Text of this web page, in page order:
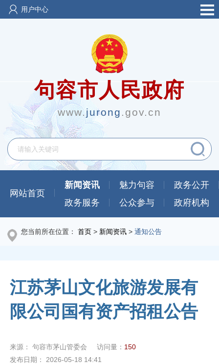
用户中心
句容市人民政府
www.jurong .gov.cn
网站首页
新闻资讯 魅力句容
政务公开
政务服务
公众参与 政府机构
您当前所在位置： 首页 > 新闻资讯 > 通知公告
江苏茅山文化旅游发展有
限公司国有资产招租公告
来源： 句容市茅山管委会 访问量： 150
发布日期：
2026-05-18 14:41